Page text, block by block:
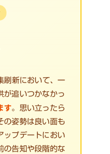
新において、一
が追いつかなかっ
す。思い立ったら
姿勢は良い面も
ップデートにおい
の告知や段階的な